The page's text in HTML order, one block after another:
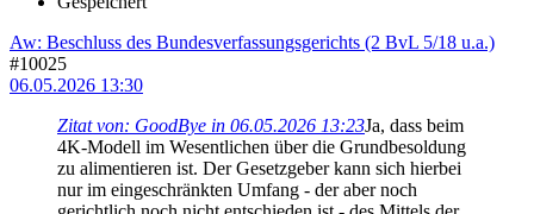
Aw: Beschluss des Bundesverfassungsgerichts (2 BvL 5/18 u.a.)
#10025
06.05.2026 13:30
Zitat von: GoodBye in 06.05.2026 13:23Ja, dass beim
4K-Modell im Wesentlichen über die Grundbesoldung
zu alimentieren ist. Der Gesetzgeber kann sich hierbei
nur im eingeschränkten Umfang - der aber noch